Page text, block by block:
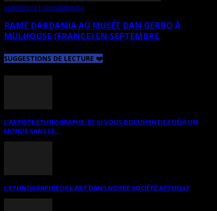
ANNONCES ET COMMUNIQUÉS
RAME DARDANIA AU MUSÉE DAN GERBO À
MULHOUSE (FRANCE) EN SEPTEMBRE
SUGGESTIONS DE LECTURE ❤️
L’ARTISTE ETHNOGRAPHE: ET SI VOUS DOCUMENTIEZ DÉJÀ UN
MONDE SANS LE...
L’ETHNOGRAPHIE DE L’ART DANS NOTRE SOCIÉTÉ ACTUELLE